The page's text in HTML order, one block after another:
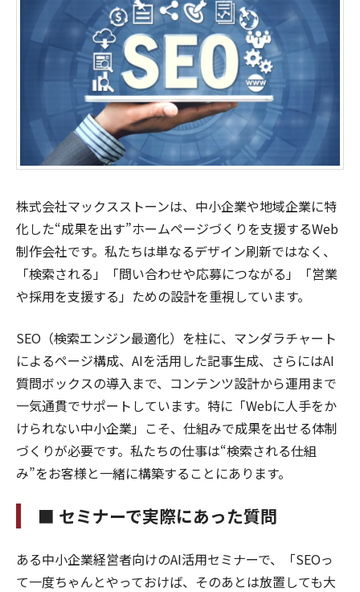
株式会社マックスストーンは、中小企業や地域企業に特
化した“成果を出す”ホームページづくりを支援するWeb
制作会社です。私たちは単なるデザイン刷新ではなく、
「検索される」「問い合わせや応募につながる」「営業
や採用を支援する」ための設計を重視しています。
SEO（検索エンジン最適化）を柱に、マンダラチャート
によるページ構成、AIを活用した記事生成、さらにはAI
質問ボックスの導入まで、コンテンツ設計から運用まで
一気通貫でサポートしています。特に「Webに人手をか
けられない中小企業」こそ、仕組みで成果を出せる体制
づくりが必要です。私たちの仕事は“検索される仕組
み”をお客様と一緒に構築することにあります。
■ セミナーで実際にあった質問
ある中小企業経営者向けのAI活用セミナーで、「SEOっ
て一度ちゃんとやっておけば、そのあとは放置しても大